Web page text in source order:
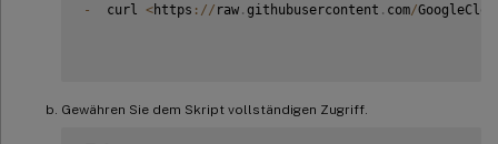
-
  curl
<https : // raw . githubusercontent . com/
Gewähren Sie dem Skript vollständigen Zugriff.